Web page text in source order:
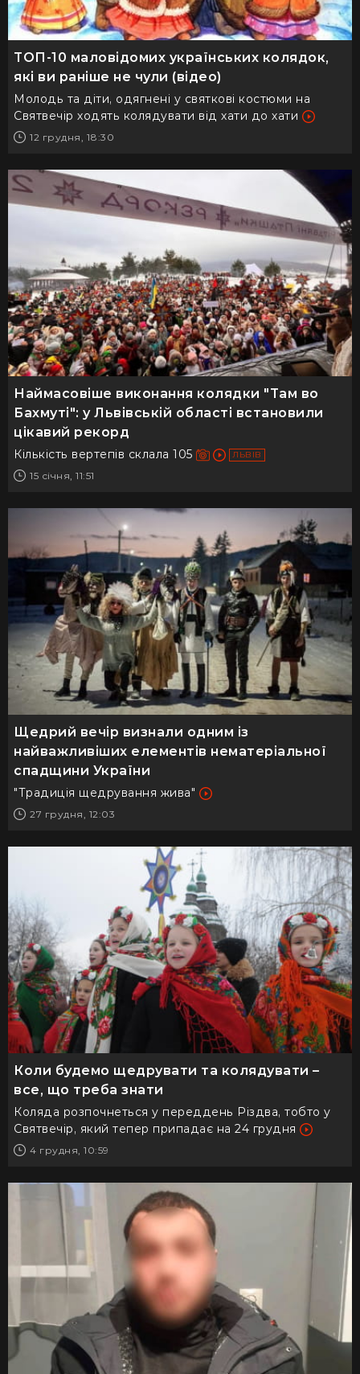
ТОП-10 маловідомих українських колядок,
які ви раніше не чули (відео)
Молодь та діти, одягнені у святкові костюми на
Святвечір ходять колядувати від хати до хати
12 грудня, 18:30
Наймасовіше виконання колядки "Там во
Бахмуті": у Львівській області встановили
цікавий рекорд
Кількість вертепів склала 105 ЛЬВІВ
15 січня, 11:51
Щедрий вечір визнали одним із
найважливіших елементів нематеріальної
спадщини України
"Традиція щедрування жива"
27 грудня, 12:03
Коли будемо щедрувати та колядувати –
все, що треба знати
Коляда розпочнеться у переддень Різдва, тобто у
Святвечір, який тепер припадає на 24 грудня
4 грудня, 10:59